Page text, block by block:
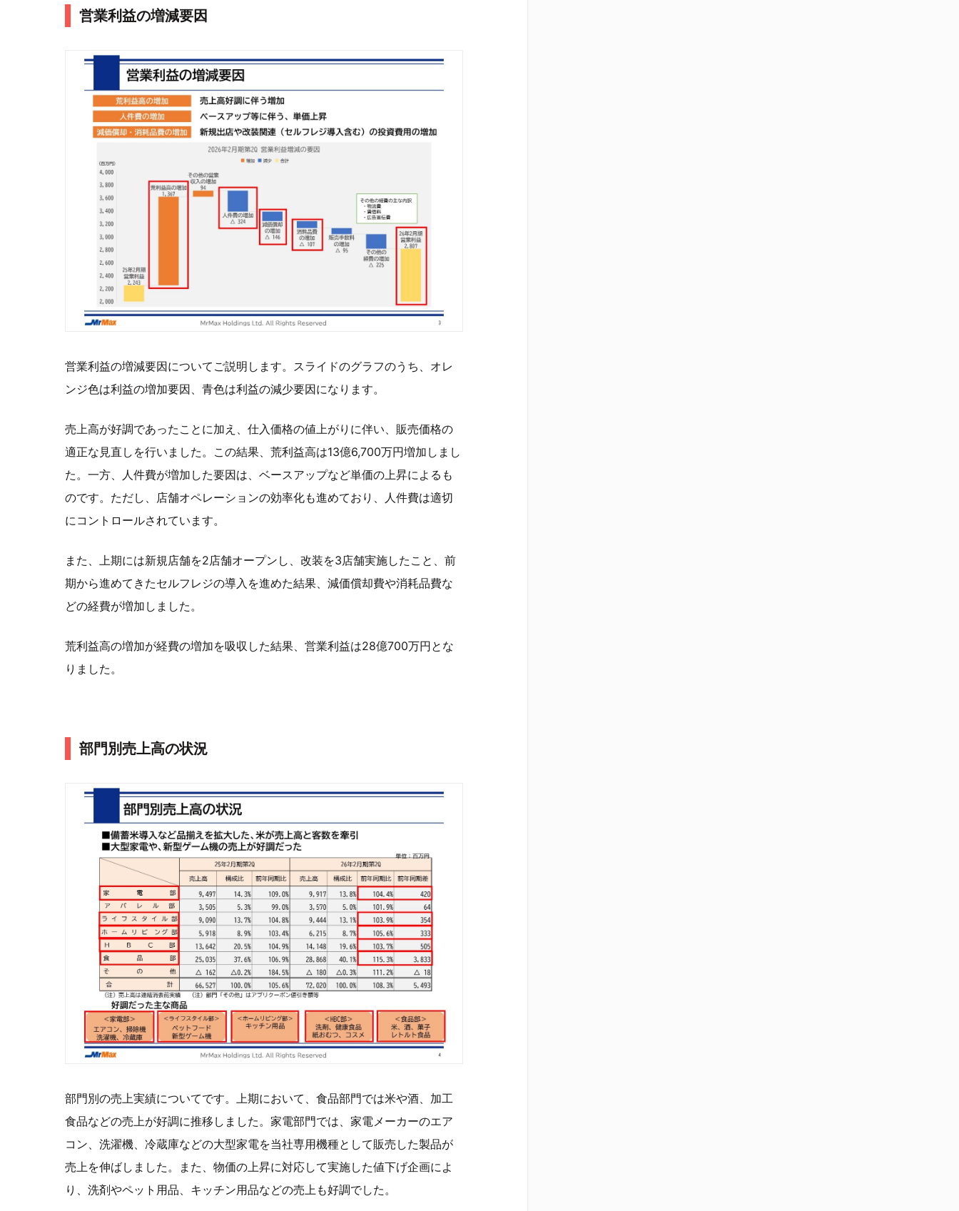
営業利益の増減要因
営業利益の増減要因についてご説明します。スライドのグラフのうち、オレ
ンジ色は利益の増加要因、青色は利益の減少要因になります。
売上高が好調であったことに加え、仕入価格の値上がりに伴い、販売価格の
適正な見直しを行いました。この結果、荒利益高は13億6,700万円増加しまし
た。一方、人件費が増加した要因は、ベースアップなど単価の上昇によるも
のです。ただし、店舗オペレーションの効率化も進めており、人件費は適切
にコントロールされています。
また、上期には新規店舗を2店舗オープンし、改装を3店舗実施したこと、前
期から進めてきたセルフレジの導入を進めた結果、減価償却費や消耗品費な
どの経費が増加しました。
荒利益高の増加が経費の増加を吸収した結果、営業利益は28億700万円とな
りました。
部門別売上高の状況
部門別の売上実績についてです。上期において、食品部門では米や酒、加工
食品などの売上が好調に推移しました。家電部門では、家電メーカーのエア
コン、洗濯機、冷蔵庫などの大型家電を当社専用機種として販売した製品が
売上を伸ばしました。また、物価の上昇に対応して実施した値下げ企画によ
り、洗剤やペット用品、キッチン用品などの売上も好調でした。